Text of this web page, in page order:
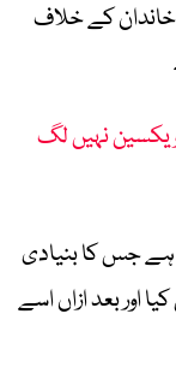
خاندان کے خلاف
ویکسین نہیں لگ
ہے جس کا بنیادی
اور بعد ازاں اسے